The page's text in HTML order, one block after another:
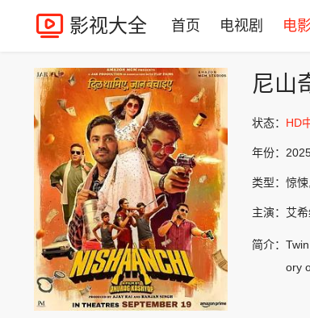
影视大全 首页 电视剧 电影
尼山
状态： HD
年份：
类型： 惊
主演： 艾
简介：
ory